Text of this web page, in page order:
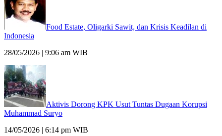
Food Estate, Oligarki Sawit, dan Krisis Keadilan di
Indonesia
28/05/2026 | 9:06 am WIB
Aktivis Dorong KPK Usut Tuntas Dugaan Korupsi
Muhammad Suryo
14/05/2026 | 6:14 pm WIB